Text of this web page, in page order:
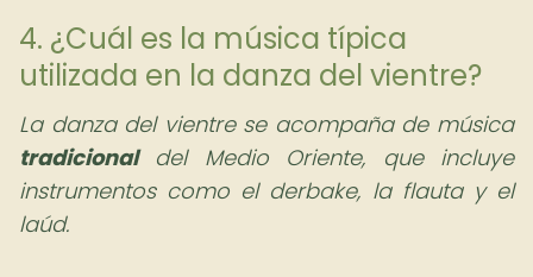
4. ¿Cuál es la música típica
utilizada en la danza del vientre?
La danza del vientre se acompaña de música
tradicionaldel Medio Oriente, que incluye
instrumentos como el derbake, la flauta y el
laúd.